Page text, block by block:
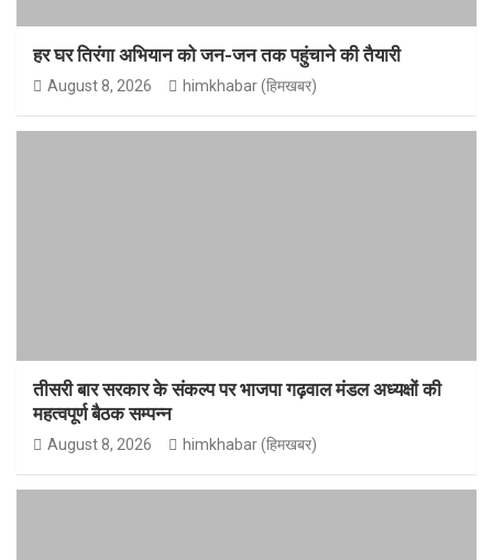
हर घर तिरंगा अभियान को जन-जन तक पहुंचाने की तैयारी
August 8, 2026 himkhabar (हिमखबर)
तीसरी बार सरकार के संकल्प पर भाजपा गढ़वाल मंडल अध्यक्षों की
महत्वपूर्ण बैठक सम्पन्न
August 8, 2026 himkhabar (हिमखबर)